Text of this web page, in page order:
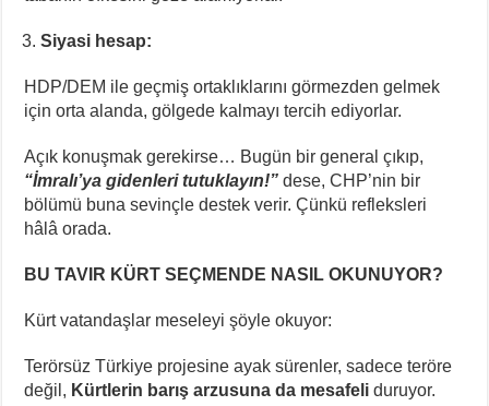
Siyasi hesap:
HDP/DEM ile geçmiş ortaklıklarını görmezden gelmek
için orta alanda, gölgede kalmayı tercih ediyorlar.
Açık konuşmak gerekirse… Bugün bir general çıkıp,
“İmralı’ya gidenleri tutuklayın!” dese, CHP’nin bir
bölümü buna sevinçle destek verir. Çünkü refleksleri
hâlâ orada.
BU TAVIR KÜRT SEÇMENDE NASIL OKUNUYOR?
Kürt vatandaşlar meseleyi şöyle okuyor:
Terörsüz Türkiye projesine ayak sürenler, sadece teröre
değil, Kürtlerin barış arzusuna da mesafeli duruyor.